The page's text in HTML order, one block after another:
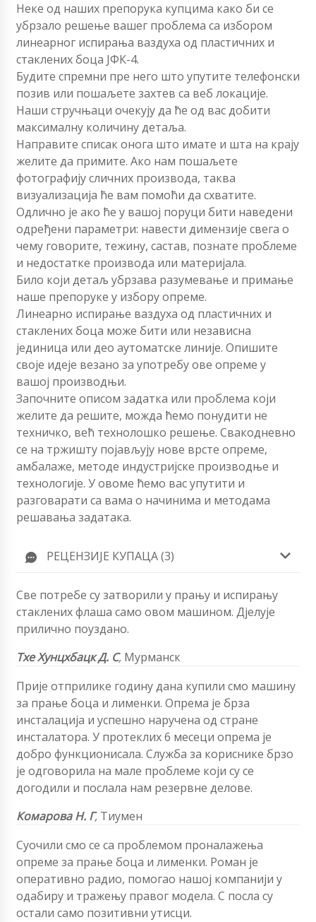
Неке од наших препорука купцима како би се
убрзало решење вашег проблема са избором
линеарног испирања ваздуха од пластичних и
стаклених боца ЈФК-4.
Будите спремни пре него што упутите телефонски
позив или пошаљете захтев са веб локације.
Наши стручњаци очекују да ће од вас добити
максималну количину детаља.
Направите списак онога што имате и шта на крају
желите да примите. Ако нам пошаљете
фотографију сличних производа, таква
визуализација ће вам помоћи да схватите.
Одлично је ако ће у вашој поруци бити наведени
одређени параметри: навести димензије свега о
чему говорите, тежину, састав, познате проблеме
и недостатке производа или материјала.
Било који детаљ убрзава разумевање и примање
наше препоруке у избору опреме.
Линеарно испирање ваздуха од пластичних и
стаклених боца може бити или независна
јединица или део аутоматске линије. Опишите
своје идеје везано за употребу ове опреме у
вашој производњи.
Започните описом задатка или проблема који
желите да решите, можда ћемо понудити не
техничко, већ технолошко решење. Свакодневно
се на тржишту појављују нове врсте опреме,
амбалаже, методе индустријске производње и
технологије. У овоме ћемо вас упутити и
разговарати са вама о начинима и методама
решавања задатака.
РЕЦЕНЗИЈЕ КУПАЦА (3)
Све потребе су затворили у прању и испирању
стаклених флаша само овом машином. Дјелује
прилично поуздано.
Тхе Хунцхбацк Д. С, Мурманск
Прије отприлике годину дана купили смо машину
за прање боца и лименки. Опрема је брза
инсталација и успешно наручена од стране
инсталатора. У протеклих 6 месеци опрема је
добро функционисала. Служба за кориснике брзо
је одговорила на мале проблеме који су се
догодили и послала нам резервне делове.
Комарова Н. Г, Тиумен
Суочили смо се са проблемом проналажења
опреме за прање боца и лименки. Роман је
оперативно радио, помогао нашој компанији у
одабиру и тражењу правог модела. С посла су
остали само позитивни утисци.